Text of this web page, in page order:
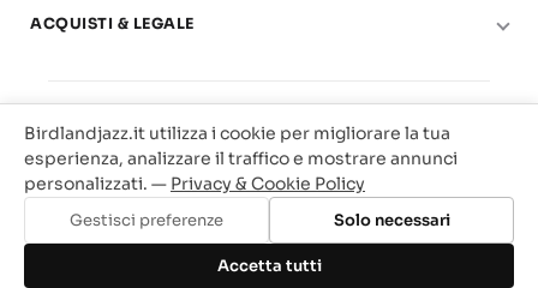
Aggiungi al carrello
Basi play-along
Offerte
Carta del Docente
ACQUISTI & LEGALE
Privacy & Cookie
Traccia il tuo ordine
Birdland Milano. P.Iva 12093700156
Web Agency Milano
Birdlandjazz.it utilizza i cookie per migliorare la tua
esperienza, analizzare il traffico e mostrare annunci
personalizzati. — Privacy & Cookie Policy
Gestisci preferenze Solo necessari
Accetta tutti